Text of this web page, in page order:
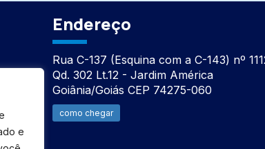
e
Endereço
Rua C-137 (Esquina com a C-143) nº
Qd. 302 Lt.12 - Jardim América
Goiânia/Goiás CEP 74275-060
como chegar